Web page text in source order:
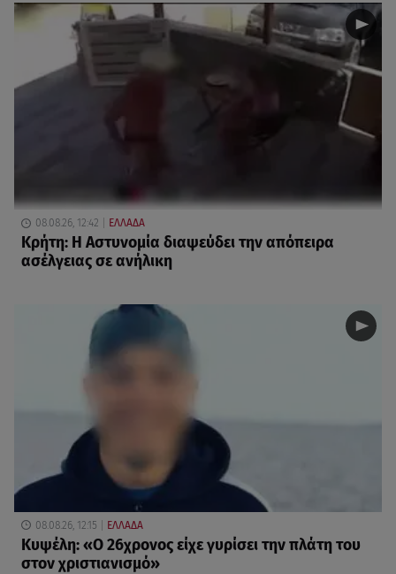
08.08.26, 12:42 ΕΛΛΑΔΑ
Κρήτη: Η Αστυνομία διαψεύδει την απόπειρα
ασέλγειας σε ανήλικη
08.08.26, 12:15 ΕΛΛΑΔΑ
Κυψέλη: «Ο 26χρονος είχε γυρίσει την πλάτη του
στον χριστιανισμό»